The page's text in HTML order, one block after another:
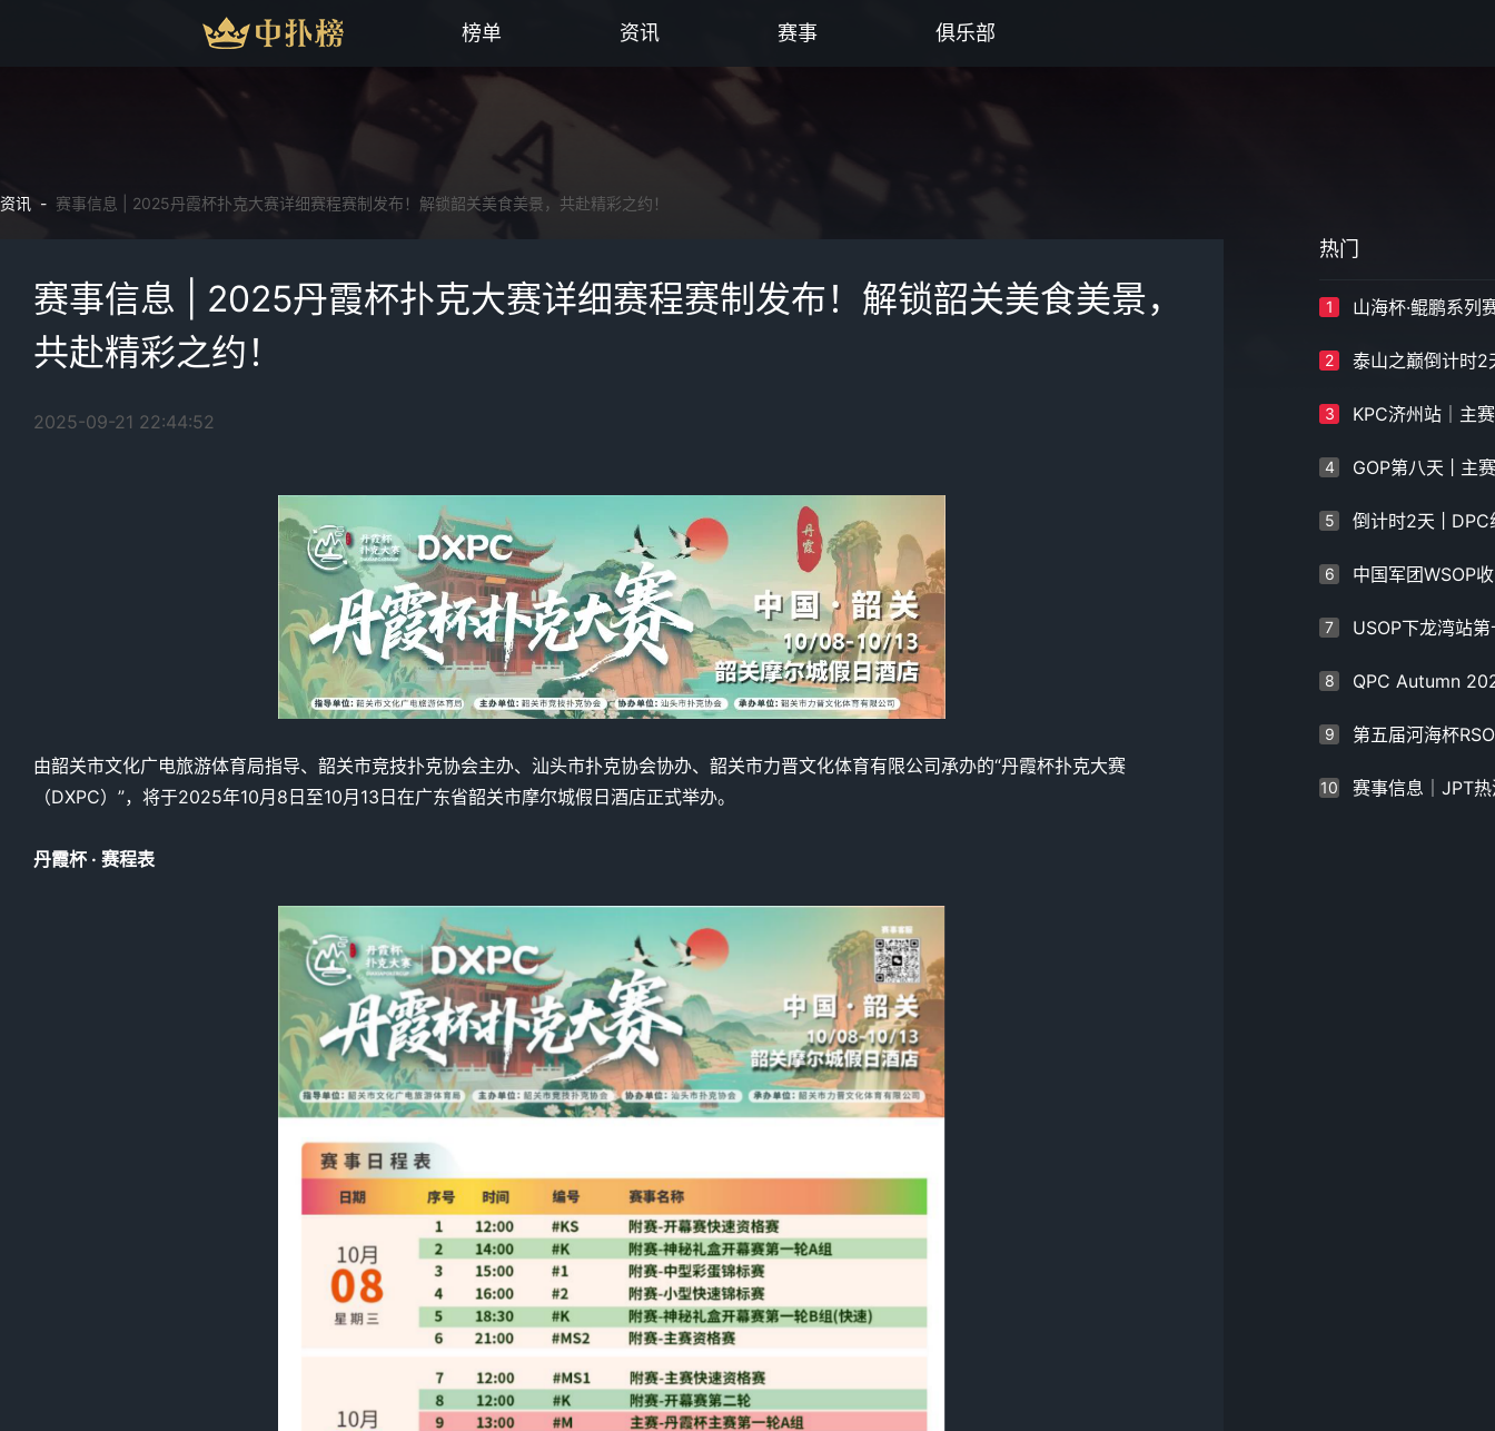
榜单 资讯 赛事 俱乐部
资讯 - 赛事信息 | 2025丹霞杯扑克大赛详细赛程赛制发布！解锁韶关美食美景，共赴精彩之约！
赛事信息 | 2025丹霞杯扑克大赛详细赛程赛制发布！解锁韶关美食美景，
共赴精彩之约！
2025-09-21 22:44:52
由韶关市文化广电旅游体育局指导、韶关市竞技扑克协会主办、汕头市扑克协会协办、韶关市力晋文化体育有限公司承办的“丹霞杯扑克大赛
（DXPC）”，将于2025年10月8日至10月13日在广东省韶关市摩尔城假日酒店正式举办。
丹霞杯 · 赛程表
热门
1
2
3
4
5
6
7
8
9
10